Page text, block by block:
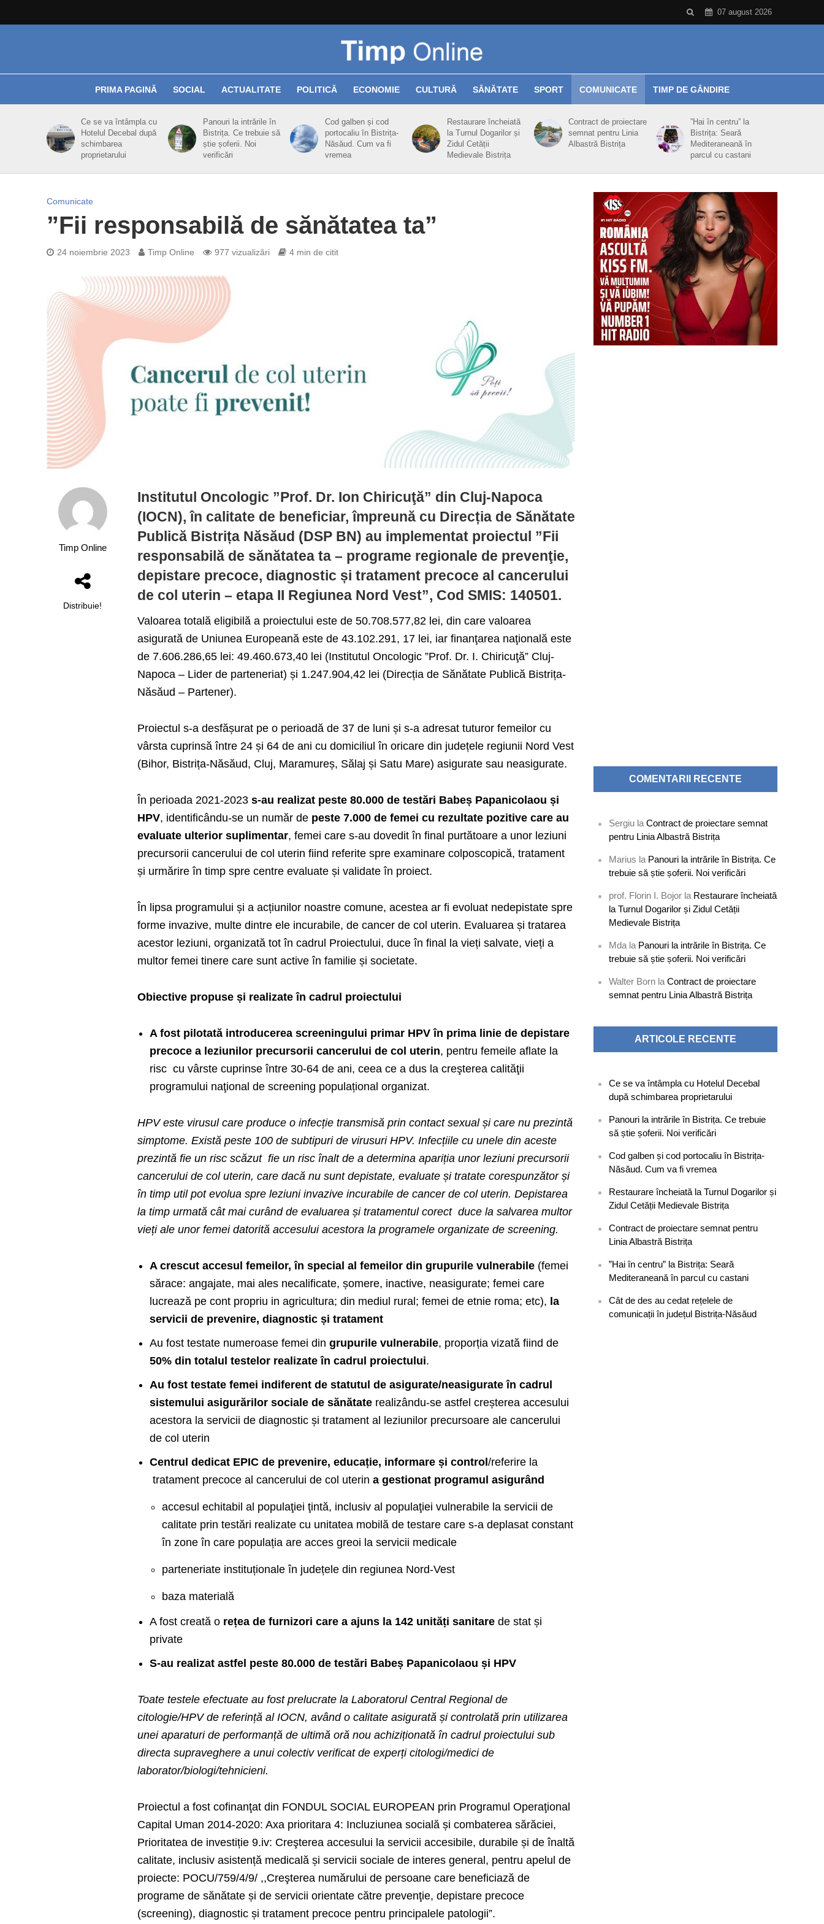
07 august 2026
PRIMA PAGINĂ SOCIAL ACTUALITATE POLITICĂ ECONOMIE CULTURĂ SĂNĂTATE SPORT COMUNICATE TIMP DE GÂNDIRE
Ce se va întâmpla cu
Hotelul Decebal după
schimbarea
proprietarului
Panouri la intrările în
Bistrița. Ce trebuie să
știe șoferii. Noi
verificări
Cod galben și cod
portocaliu în Bistrița-
Năsăud. Cum va fi
vremea
Restaurare încheiată
la Turnul Dogarilor și
Zidul Cetății
Medievale Bistrița
Contract de proiectare
semnat pentru Linia
Albastră Bistrița
”Hai în centru” la
Bistrița: Seară
Mediteraneană în
parcul cu castani
Comunicate
”Fii responsabilă de sănătatea ta”
24 noiembrie 2023 Timp Online 977 vizualizări 4 min de citit
Timp Online
Distribuie!
Institutul Oncologic ”Prof. Dr. Ion Chiricuţă” din Cluj-Napoca
(IOCN), în calitate de beneficiar, împreună cu Direcția de Sănătate
Publică Bistrița Năsăud (DSP BN) au implementat proiectul ”Fii
responsabilă de sănătatea ta – programe regionale de prevenţie,
depistare precoce, diagnostic și tratament precoce al cancerului
de col uterin – etapa II ­Regiunea Nord Vest”, Cod SMIS: 140501.
Valoarea totală eligibilă a proiectului este de 50.708.577,82 lei, din care valoarea
asigurată de Uniunea Europeană este de 43.102.291, 17 lei, iar finanţarea naţională este
de 7.606.286,65 lei: 49.460.673,40 lei (Institutul Oncologic ”Prof. Dr. I. Chiricuţă” Cluj-
Napoca – Lider de parteneriat) și 1.247.904,42 lei (Direcția de Sănătate Publică Bistrița-
Năsăud – Partener).
Proiectul s-a desfășurat pe o perioadă de 37 de luni și s-a adresat tuturor femeilor cu
vârsta cuprinsă între 24 și 64 de ani cu domiciliul în oricare din județele regiunii Nord Vest
(Bihor, Bistrița-Năsăud, Cluj, Maramureș, Sălaj și Satu Mare) asigurate sau neasigurate.
În perioada 2021-2023s-au realizat peste 80.000 de testări Babeș Papanicolaou și
HPV, identificându-se un număr de peste 7.000 de femei cu rezultate pozitive care au
evaluate ulterior suplimentar, femei care s-au dovedit în final purtătoare a unor leziuni
precursorii cancerului de col uterin fiind referite spre examinare colposcopică, tratament
și urmărire în timp spre centre evaluate și validate în proiect.
În lipsa programului și a acțiunilor noastre comune, acestea ar fi evoluat nedepistate spre
forme invazive, multe dintre ele incurabile, de cancer de col uterin. Evaluarea și tratarea
acestor leziuni, organizată tot în cadrul Proiectului, duce în final la vieți salvate, vieți a
multor femei tinere care sunt active în familie și societate.
Obiective propuse și realizate în cadrul proiectului
A fost pilotată introducerea screeningului primar HPV în prima linie de depistare
precoce a leziunilor precursorii cancerului de col uterin, pentru femeile aflate la
risc cu vârste cuprinse între 30-64 de ani, ceea ce a dus la creşterea calităţii
programului naţional de screening populațional organizat.
HPV este virusul care produce o infecție transmisă prin contact sexual și care nu prezintă
simptome. Există peste 100 de subtipuri de virusuri HPV. Infecțiile cu unele din aceste
prezintă fie un risc scăzut fie un risc înalt de a determina apariția unor leziuni precursorii
cancerului de col uterin, care dacă nu sunt depistate, evaluate și tratate corespunzător și
în timp util pot evolua spre leziuni invazive incurabile de cancer de col uterin. Depistarea
la timp urmată cât mai curând de evaluarea și tratamentul corect duce la salvarea multor
vieți ale unor femei datorită accesului acestora la programele organizate de screening.
A crescut accesul femeilor, în special al femeilor din grupurile vulnerabile (femei
sărace: angajate, mai ales necalificate, șomere, inactive, neasigurate; femei care
lucrează pe cont propriu in agricultura; din mediul rural; femei de etnie roma; etc), la
servicii de prevenire, diagnostic și tratament
Au fost testate numeroase femei dingrupurile vulnerabile, proporția vizată fiind de
50% din totalul testelor realizate în cadrul proiectului.
Au fost testate femei indiferent de statutul de asigurate/neasigurate în cadrul
sistemului asigurărilor sociale de sănătate realizându-se astfel creșterea accesului
acestora la servicii de diagnostic și tratament al leziunilor precursoare ale cancerului
de col uterin
Centrul dedicat EPIC de prevenire, educație, informare și control/referire la
tratament precoce al cancerului de col uterina gestionat programul asigurând
accesul echitabil al populaţiei ţintă, inclusiv al populaţiei vulnerabile la servicii de
calitate prin testări realizate cu unitatea mobilă de testare care s-a deplasat constant
în zone în care populația are acces greoi la servicii medicale
parteneriate instituționale în județele din regiunea Nord-Vest
baza materială
A fost creată o rețea de furnizori care a ajuns la 142 unități sanitare de stat și
private
S-au realizat astfel peste 80.000 de testări Babeș Papanicolaou și HPV
Toate testele efectuate au fost prelucrate la Laboratorul Central Regional de
citologie/HPV de referință al IOCN, având o calitate asigurată și controlată prin utilizarea
unei aparaturi de performanță de ultimă oră nou achiziționată în cadrul proiectului sub
directa supraveghere a unui colectiv verificat de experți citologi/medici de
laborator/biologi/tehnicieni.
Proiectul a fost cofinanţat din FONDUL SOCIAL EUROPEAN prin Programul Operaţional
Capital Uman 2014-2020: Axa prioritara 4: Incluziunea socială și combaterea sărăciei,
Prioritatea de investiție 9.iv: Creşterea accesului la servicii accesibile, durabile și de înaltă
calitate, inclusiv asistență medicală și servicii sociale de interes general, pentru apelul de
proiecte: POCU/759/4/9/ ,,Creşterea numărului de persoane care beneficiază de
programe de sănătate și de servicii orientate către prevenţie, depistare precoce
(screening), diagnostic și tratament precoce pentru principalele patologii”.
COMENTARII RECENTE
Sergiu laContract de proiectare semnat
pentru Linia Albastră Bistrița
Marius la Panouri la intrările în Bistrița. Ce
trebuie să știe șoferii. Noi verificări
prof. Florin I. Bojor la Restaurare încheiată
la Turnul Dogarilor și Zidul Cetății
Medievale Bistrița
Mda la Panouri la intrările în Bistrița. Ce
trebuie să știe șoferii. Noi verificări
Walter Born laContract de proiectare
semnat pentru Linia Albastră Bistrița
ARTICOLE RECENTE
Ce se va întâmpla cu Hotelul Decebal
după schimbarea proprietarului
Panouri la intrările în Bistrița. Ce trebuie
să știe șoferii. Noi verificări
Cod galben și cod portocaliu în Bistrița-
Năsăud. Cum va fi vremea
Restaurare încheiată la Turnul Dogarilor și
Zidul Cetății Medievale Bistrița
Contract de proiectare semnat pentru
Linia Albastră Bistrița
”Hai în centru” la Bistrița: Seară
Mediteraneană în parcul cu castani
Cât de des au cedat rețelele de
comunicații în județul Bistrița-Năsăud